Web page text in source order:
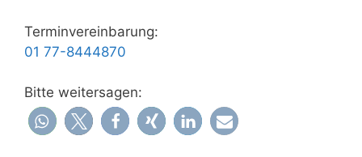
Terminvereinbarung:
01 77-8444870
Bitte weitersagen: